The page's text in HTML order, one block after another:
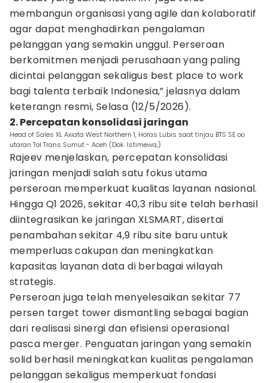
membangun organisasi yang agile dan kolaboratif
agar dapat menghadirkan pengalaman
pelanggan yang semakin unggul. Perseroan
berkomitmen menjadi perusahaan yang paling
dicintai pelanggan sekaligus best place to work
bagi talenta terbaik Indonesia,” jelasnya dalam
keterangn resmi, Selasa (12/5/2026).
2. Percepatan konsolidasi jaringan
Head of Sales XL Axiata West Northern 1, Horas Lubis saat tinjau BTS SE oo
utaran Tol Trans Sumut - Aceh (Dok. Istimewa,)
Rajeev menjelaskan, percepatan konsolidasi
jaringan menjadi salah satu fokus utama
perseroan memperkuat kualitas layanan nasional.
Hingga Q1 2026, sekitar 40,3 ribu site telah berhasil
diintegrasikan ke jaringan XLSMART, disertai
penambahan sekitar 4,9 ribu site baru untuk
memperluas cakupan dan meningkatkan
kapasitas layanan data di berbagai wilayah
strategis.
Perseroan juga telah menyelesaikan sekitar 77
persen target tower dismantling sebagai bagian
dari realisasi sinergi dan efisiensi operasional
pasca merger. Penguatan jaringan yang semakin
solid berhasil meningkatkan kualitas pengalaman
pelanggan sekaligus memperkuat fondasi